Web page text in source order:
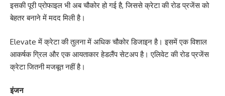
इसकी पूरी प्रोफाइल भी अब चौकोर हो गई है, जिससे क्रेटा की रोड प्रजेंस को
बेहतर बनाने में मदद मिली है।
Elevate में क्रेटा की तुलना में अधिक चौकोर डिजाइन है। इसमें एक विशाल
आकर्षक ग्रिल और एक आयताकार हेडलैंप सेटअप है। एलिवेट की रोड प्रजेंस
क्रेटा जितनी मजबूत नहीं है।
इंजन